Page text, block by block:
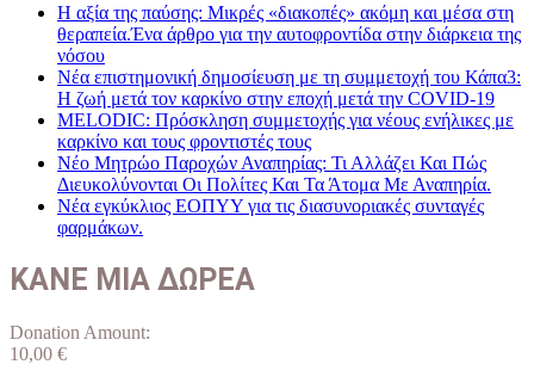
Η αξία της παύσης: Μικρές «διακοπές» ακόμη και μέσα στη
θεραπεία.Ένα άρθρο για την αυτοφροντίδα στην διάρκεια της
νόσου
Νέα επιστημονική δημοσίευση με τη συμμετοχή του Κάπα3:
Η ζωή μετά τον καρκίνο στην εποχή μετά την COVID-19
MELODIC: Πρόσκληση συμμετοχής για νέους ενήλικες με
καρκίνο και τους φροντιστές τους
Νέο Μητρώο Παροχών Αναπηρίας: Τι Αλλάζει Και Πώς
Διευκολύνονται Οι Πολίτες Και Τα Άτομα Με Αναπηρία.
Νέα εγκύκλιος ΕΟΠΥΥ για τις διασυνοριακές συνταγές
φαρμάκων.
ΚΑΝΕ ΜΙΑ ΔΩΡΕΑ
Donation Amount:
10,00 €